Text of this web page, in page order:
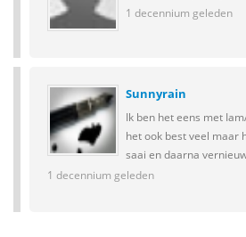
1 decennium geleden
Sunnyrain
Ik ben het eens met
het ook best veel maar
saai en daarna
1 decennium geleden